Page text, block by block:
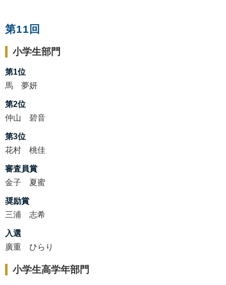
第11回
小学生部門
第1位
馬 夢妍
第2位
仲山 碧音
第3位
花村 桃佳
審査員賞
金子 夏蜜
奨励賞
三浦 志希
入選
廣重 ひらり
小学生高学年部門